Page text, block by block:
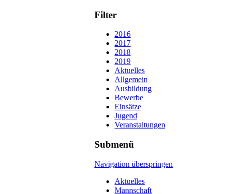
Filter
2016
2017
2018
2019
Aktuelles
Allgemein
Ausbildung
Bewerbe
Einsätze
Jugend
Veranstaltungen
Submenü
Navigation überspringen
Aktuelles
Mannschaft